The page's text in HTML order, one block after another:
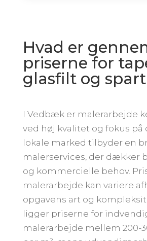
Hvad er
priserne for
glasfilt og
I Vedbæk er malerarbejde
ved høj kvalitet og fokus på
lokale marked tilbyder en
malerservices, der dækker
og kommercielle behov.
malerarbejde kan variere
opgavens art og
ligger priserne for
malerarbejde mellem 200-